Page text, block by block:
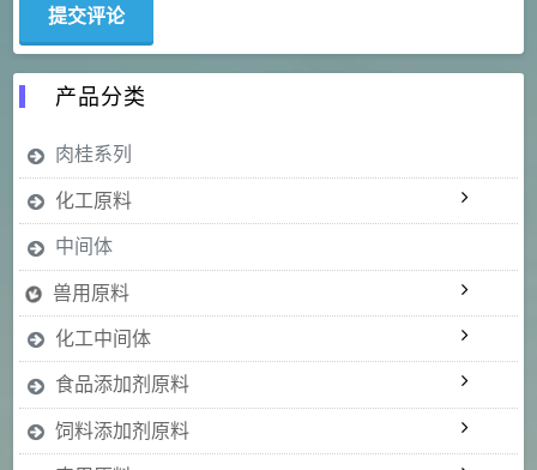
产品分类
肉桂系列
化工原料
中间体
兽用原料
化工中间体
食品添加剂原料
饲料添加剂原料